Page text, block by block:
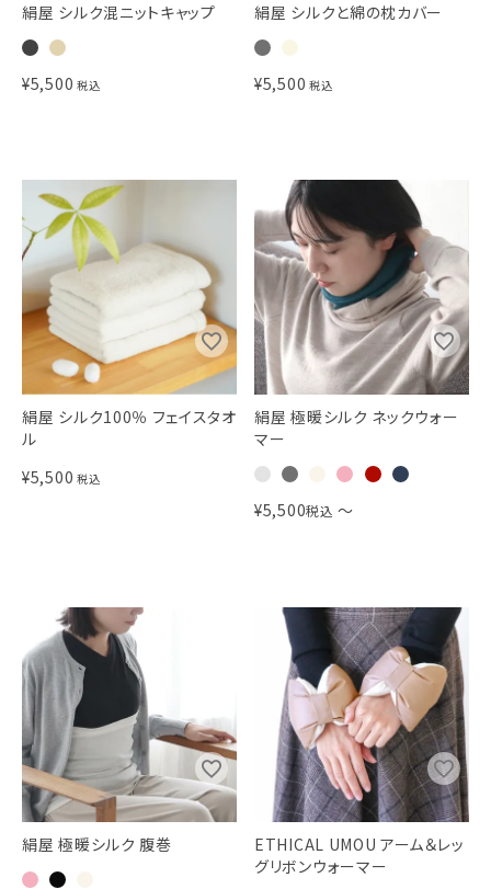
絹屋 シルク混ニットキャップ
¥5,500 税込
絹屋 シルクと綿の枕カバー
¥5,500 税込
絹屋 シルク100％ フェイスタオ
ル
¥5,500 税込
絹屋 極暖シルク ネックウォー
マー
¥5,500税込 〜
絹屋 極暖シルク 腹巻
ETHICAL UMOU アーム＆レッ
グリボンウォーマー